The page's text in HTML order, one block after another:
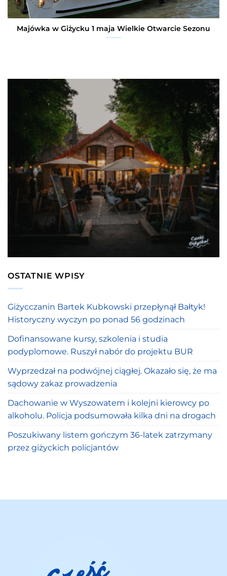
Majówka w Giżycku 1 maja Wielkie Otwarcie Sezonu
OSTATNIE WPISY
Giżycczanin Bartek Kubkowski przepłynął Bałtyk!
Historyczny wyczyn po ponad 56 godzinach
Dofinansowane kursy, szkolenia i studia
podyplomowe. Ruszył nabór do projektu BUR
Wyprzedzał na podwójnej ciągłej. Okazało się, że ma
sądowy zakaz prowadzenia
Dachowanie w Wyszowatem i kolejni kierowcy po
alkoholu. Policja podsumowała kilka dni na drogach
Poszukiwany listem gończym 36-latek zatrzymany
przez giżyckich policjantów